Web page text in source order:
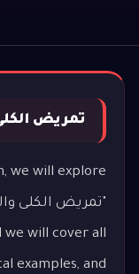
تمريض
we will explore
we will cover all
examples, and